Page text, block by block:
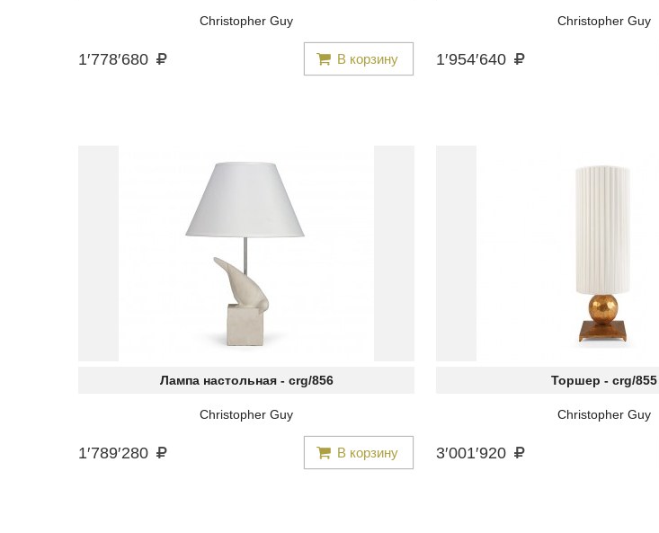
Christopher Guy
1′778′680 В корзину
Christopher Guy
1′954′640
Лампа настольная - crg/856
Christopher Guy
1′789′280 В корзину
Торшер - crg/855
Christopher Guy
3′001′920